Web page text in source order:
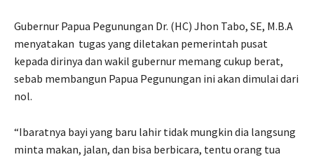
Gubernur Papua Pegunungan Dr. (HC) Jhon Tabo, SE, M.B.A
menyatakan tugas yang diletakan pemerintah pusat
kepada dirinya dan wakil gubernur memang cukup berat,
sebab membangun Papua Pegunungan ini akan dimulai dari
nol.
“Ibaratnya bayi yang baru lahir tidak mungkin dia langsung
minta makan, jalan, dan bisa berbicara, tentu orang tua